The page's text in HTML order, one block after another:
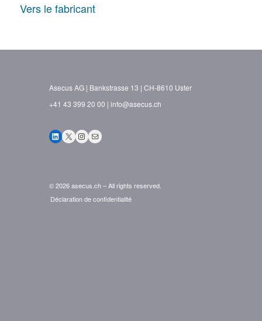
Vers le fabricant
Asecus AG Bankstrasse 13 CH-8610 Uster
+41 43 399 20 00 info@asecus.ch
LinkedIn
X Instagram
E-mail
© 2026 asecus.ch – All rights reserved.
Déclaration de confidentialité